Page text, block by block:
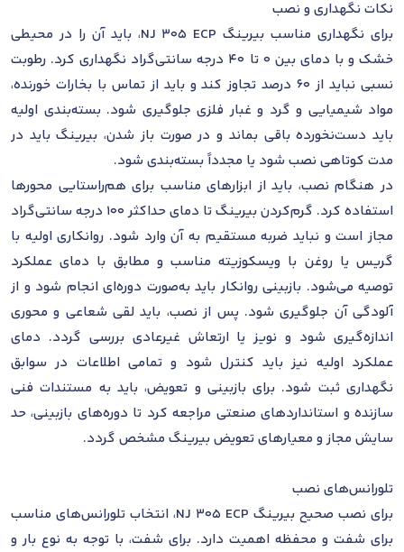
نکات نگهداری و نصب
برای نگهداری مناسب بیرینگ NJ 305 ECP، باید آن را در محیطی
خشک و با دمای بین 0 تا 40 درجه سانتی‌گراد نگهداری کرد. رطوبت
نسبی نباید از 60 درصد تجاوز کند و باید از تماس با بخارات خورنده،
مواد شیمیایی و گرد و غبار فلزی جلوگیری شود. بسته‌بندی اولیه
باید دست‌نخورده باقی بماند و در صورت باز شدن، بیرینگ باید در
مدت کوتاهی نصب شود یا مجدداً بسته‌بندی شود.
در هنگام نصب، باید از ابزارهای مناسب برای هم‌راستایی محورها
استفاده کرد. گرم‌کردن بیرینگ تا دمای حداکثر 100 درجه سانتی‌گراد
مجاز است و نباید ضربه مستقیم به آن وارد شود. روانکاری اولیه با
گریس یا روغن با ویسکوزیته مناسب و مطابق با دمای عملکرد
توصیه می‌شود. بازبینی روانکار باید به‌صورت دوره‌ای انجام شود و از
آلودگی آن جلوگیری شود. پس از نصب، باید لقی شعاعی و محوری
اندازه‌گیری شود و نویز یا ارتعاش غیرعادی بررسی گردد. دمای
عملکرد اولیه نیز باید کنترل شود و تمامی اطلاعات در سوابق
نگهداری ثبت شود. برای بازبینی و تعویض، باید به مستندات فنی
سازنده و استانداردهای صنعتی مراجعه کرد تا دوره‌های بازبینی، حد
سایش مجاز و معیارهای تعویض بیرینگ مشخص گردد.
تلورانس‌های نصب
برای نصب صحیح بیرینگ NJ 305 ECP، انتخاب تلورانس‌های مناسب
برای شفت و محفظه اهمیت دارد. برای شفت، با توجه به نوع بار و